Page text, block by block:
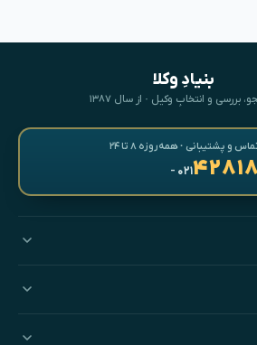
بنیادِ وکلا
بررسی و انتخابِ وکیل · از سال ۱۳۸۷
و پشتیبانی · همه‌روزه ۸ تا ۲۴
۴۲۸۱۸- ۰۲۱